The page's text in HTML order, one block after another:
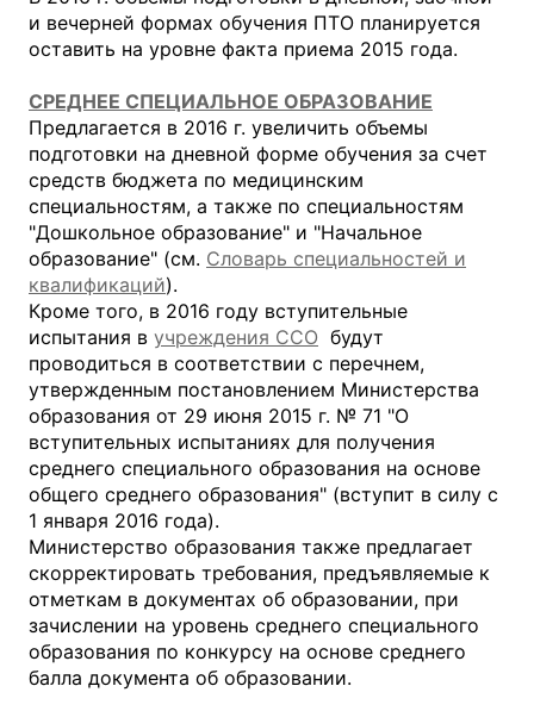
и вечерней формах обучения ПТО планируется
оставить на уровне факта приема 2015 года.
СРЕДНЕЕ СПЕЦИАЛЬНОЕ ОБРАЗОВАНИЕ
Предлагается в 2016 г. увеличить объемы
подготовки на дневной форме обучения за счет
средств бюджета по медицинским
специальностям, а также по специальностям
"Дошкольное образование" и "Начальное
образование" (см. Словарь специальностей и
квалификаций).
Кроме того, в 2016 году вступительные
испытания в учреждения ССО будут
проводиться в соответствии с перечнем,
утвержденным постановлением Министерства
образования от 29 июня 2015 г. № 71 "О
вступительных испытаниях для получения
среднего специального образования на основе
общего среднего образования" (вступит в силу с
1 января 2016 года).
Министерство образования также предлагает
скорректировать требования, предъявляемые к
отметкам в документах об образовании, при
зачислении на уровень среднего специального
образования по конкурсу на основе среднего
балла документа об образовании.